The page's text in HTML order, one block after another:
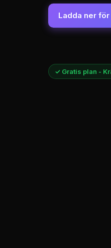
Ladda ner
✓ Gratis plan -